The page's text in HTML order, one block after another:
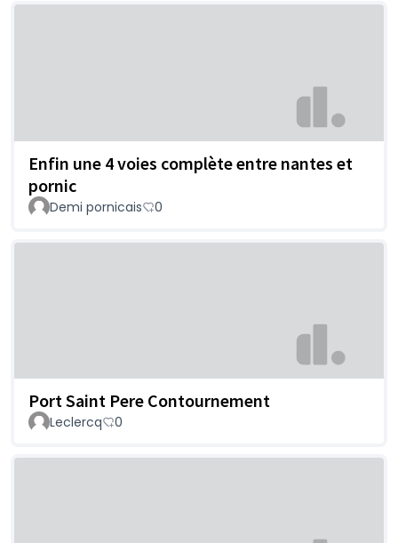
Enfin une 4 voies complète entre nantes et
pornic
Demi pornicais 0
Port Saint Pere Contournement
Leclercq 0